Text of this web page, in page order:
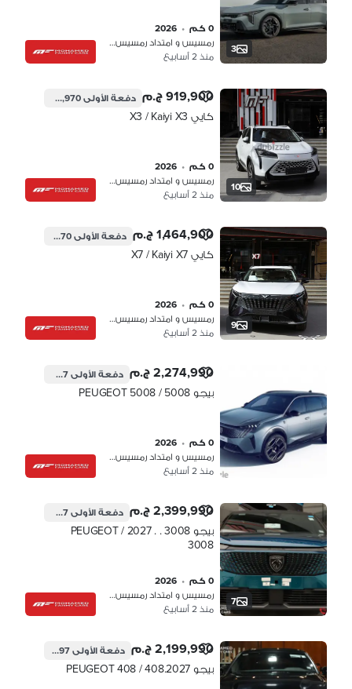
3
0 كم •
2026
رمسيس و امتداد رمسيس، القاهرة
منذ 2 أسابيع
10
919,900 ج.م دفعة الأولى275,970 ج.م
كايي X3 / Kaiyi X3
0 كم •
2026
رمسيس و امتداد رمسيس، القاهرة
منذ 2 أسابيع
9
1,464,900 ج.م دفعة الأولى439,470 ج.م
كايي X7 / Kaiyi X7
0 كم •
2026
رمسيس و امتداد رمسيس، القاهرة
منذ 2 أسابيع
2,274,990 ج.م دفعة الأولى682,497 ج.م
بيجو 5008 / PEUGEOT 5008
0 كم •
2026
رمسيس و امتداد رمسيس، القاهرة
منذ 2 أسابيع
7
2,399,990 ج.م دفعة الأولى719,997 ج.م
بيجو 3008 . . 2027 / PEUGEOT
3008
0 كم •
2026
رمسيس و امتداد رمسيس، القاهرة
منذ 2 أسابيع
2,199,990 ج.م دفعة الأولى659,997 ج.م
بيجو 408.2027 / PEUGEOT 408